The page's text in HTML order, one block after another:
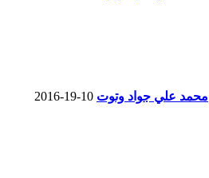
محمد علي جواد وتوت